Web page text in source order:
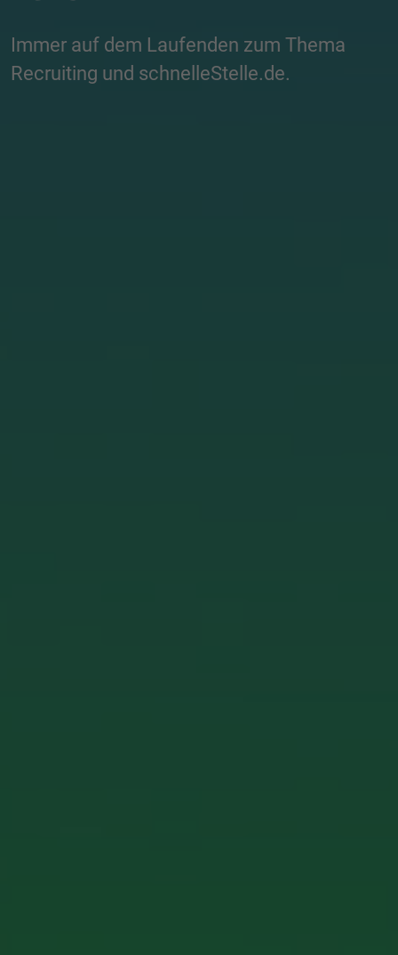
Immer auf dem Laufenden zum Thema
Recruiting und schnelleStelle.de.